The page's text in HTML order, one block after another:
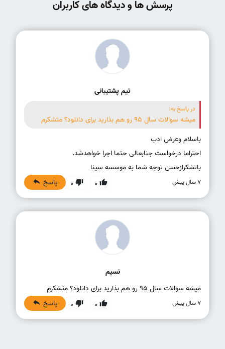
پرسش ها و دیدگاه های کاربران
تیم پشتیبانی
در پاسخ به:
میشه سوالات سال 95 رو هم بذارید برای دانلود؟ متشکرم
باتشکرازحسن توجه شما به موسسه سینا
7 سال پیش 0
0 پاسخ
نسیم
میشه سوالات سال 95 رو هم بذارید برای دانلود؟ متشکرم
7 سال پیش 0
0 پاسخ